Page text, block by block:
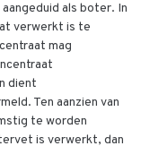
als boter. In
verwerkt is te
mag
dient
Ten aanzien van
te worden
is verwerkt, dan